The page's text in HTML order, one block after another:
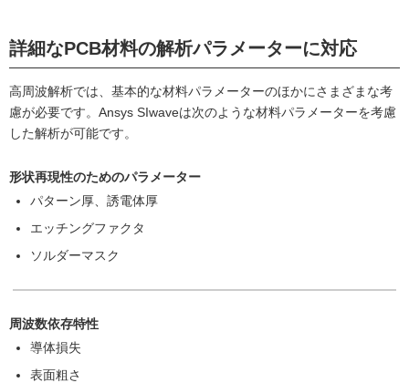
詳細なPCB材料の解析パラメーターに対応
高周波解析では、基本的な材料パラメーターのほかにさまざまな考
慮が必要です。Ansys SIwaveは次のような材料パラメーターを考慮
した解析が可能です。
形状再現性のためのパラメーター
パターン厚、誘電体厚
エッチングファクタ
ソルダーマスク
周波数依存特性
導体損失
表面粗さ